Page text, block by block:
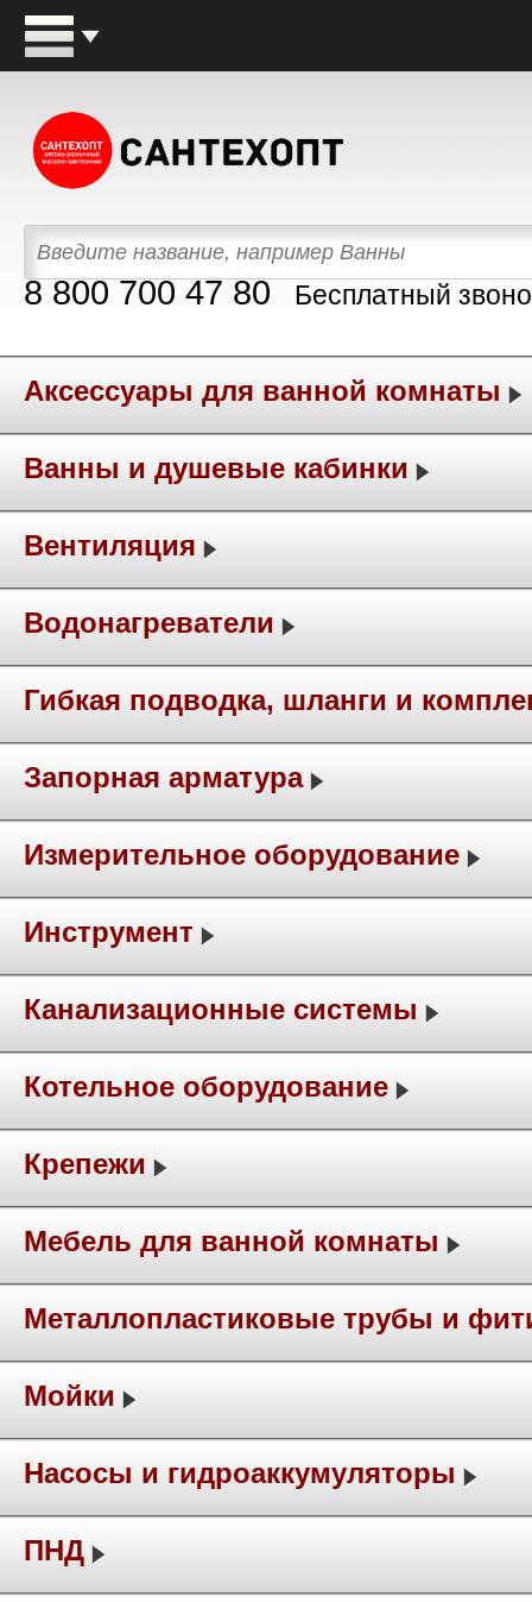
8 800 700 47 80 Бесплатный
Аксессуары для ванной комнаты
Ванны и душевые кабинки
Вентиляция
Водонагреватели
Гибкая подводка, шланги и
Запорная арматура
Измерительное оборудование
Инструмент
Канализационные системы
Котельное оборудование
Крепежи
Мебель для ванной комнаты
Металлопластиковые трубы и
Мойки
Насосы и гидроаккумуляторы
ПНД